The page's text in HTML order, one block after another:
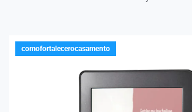
comofortalecerocasamento